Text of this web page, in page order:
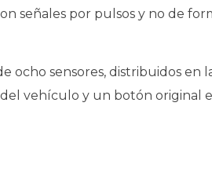
señales por pulsos y no de
sensores, distribuidos en
vehículo y un botón original